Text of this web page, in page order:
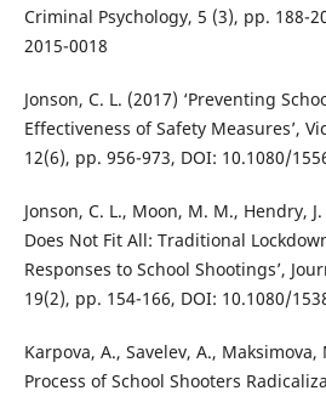
Criminal Psychology, 5 (3), pp. 188-
2015-0018
Jonson, C. L. (2017) ‘Preventing
Effectiveness of Safety Measures’,
12(6), pp. 956-973, DOI: 10.1080/
Jonson, C. L., Moon, M. M., Hendry,
Does Not Fit All: Traditional
Responses to School Shootings’,
19(2), pp. 154-166, DOI: 10.1080/
Karpova, A., Savelev, A.,
Process of School Shooters